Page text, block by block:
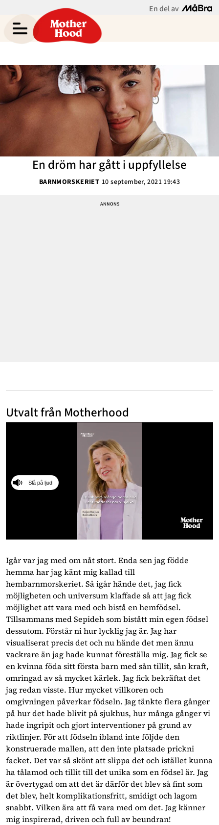
En del av
Bebis & Småbarn
Skolbarn
Tonåringar
Bloggar
Asabea Brittons blogg
Arkiv
Kontakt
En dröm har gått i uppfyllelse
BARNMORSKERIET 10 september, 2021 19:43
Utvalt från Motherhood
of
1
minute,
18
seconds
Slå på ljud
Igår var jag med om nåt stort. Enda sen jag födde
hemma har jag känt mig kallad till
hembarnmorskeriet. Så igår hände det, jag fick
möjligheten och universum klaffade så att jag fick
möjlighet att vara med och bistå en hemfödsel.
Tillsammans med Sepideh som bistått min egen födsel
dessutom. Förstår ni hur lycklig jag är. Jag har
visualiserat precis det och nu hände det men ännu
vackrare än jag hade kunnat föreställa mig. Jag fick se
en kvinna föda sitt första barn med sån tillit, sån kraft,
omringad av så mycket kärlek. Jag fick bekräftat det
jag redan visste. Hur mycket villkoren och
omgivningen påverkar födseln. Jag tänkte flera gånger
på hur det hade blivit på sjukhus, hur många gånger vi
hade ingripit och gjort interventioner på grund av
riktlinjer. För att födseln ibland inte följde den
konstruerade mallen, att den inte platsade prickni
facket. Det var så skönt att slippa det och istället kunna
ha tålamod och tillit till det unika som en födsel är. Jag
är övertygad om att det är därför det blev så fint som
det blev, helt komplikationsfritt, smidigt och lagom
snabbt. Vilken ära att få vara med om det. Jag känner
mig inspirerad, driven och full av beundran!